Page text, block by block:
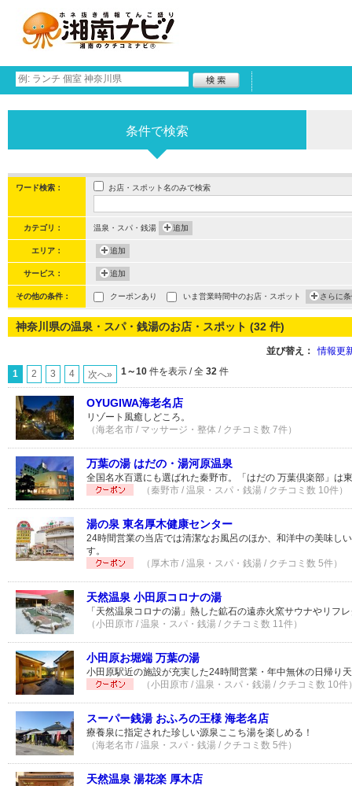
条件で検索
ワード検索： お店・スポット名のみで検索
カテゴリ： 温泉・スパ・銭湯 追加
エリア： 追加
サービス： 追加
その他の条件： クーポンあり いま営業時間中のお店・スポット さらに
神奈川県の温泉・スパ・銭湯のお店・スポット (32 件)
並び替え： 情報更
1 2 3 4 次へ» 1～10 件を表示 / 全 32 件
OYUGIWA海老名店
リゾート風癒しどころ。
（海老名市 / マッサージ・整体 / クチコミ数 7件）
万葉の湯 はだの・湯河原温泉
全国名水百選にも選ばれた秦野市。「はだの 万葉倶楽部」は
（秦野市 / 温泉・スパ・銭湯 / クチコミ数 10件）
湯の泉 東名厚木健康センター
24時間営業の当店では清潔なお風呂のほか、和洋中の美味し
す。
（厚木市 / 温泉・スパ・銭湯 / クチコミ数 5件）
天然温泉 小田原コロナの湯
「天然温泉コロナの湯」熱した鉱石の遠赤火窯サウナやリフ
（小田原市 / 温泉・スパ・銭湯 / クチコミ数 11件）
小田原お堀端 万葉の湯
小田原駅近の施設が充実した24時間営業・年中無休の日帰り
（小田原市 / 温泉・スパ・銭湯 / クチコミ数 10件
スーパー銭湯 おふろの王様 海老名店
療養泉に指定された珍しい源泉ここち湯を楽しめる！
（海老名市 / 温泉・スパ・銭湯 / クチコミ数 5件）
天然温泉 湯花楽 厚木店